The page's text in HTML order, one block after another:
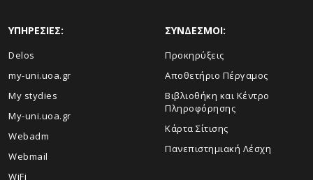
ΥΠΗΡΕΣΙΕΣ:
Delos
my-uni.uoa.gr
My stydies
My-uni.uoa.gr
Webadm
Webmail
WiFi
ΣΥΝΔΕΣΜΟΙ:
Προκηρύξεις
Αποθετήριο Πέργαμος
Βιβλιοθήκη και Κέντρο
Πληροφόρησης
Kάρτα Σίτισης
Πανεπιστημιακή Λέσχη